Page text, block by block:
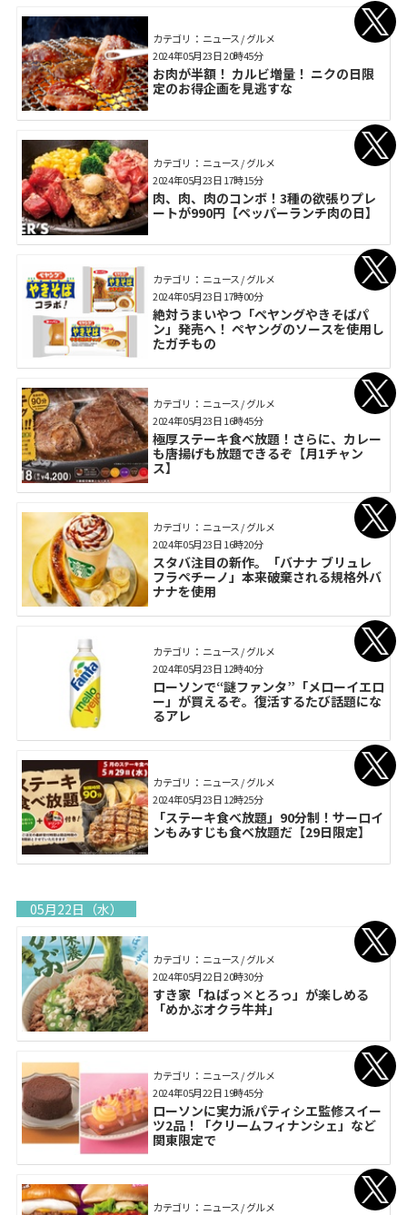
カテゴリ： ニュース / グルメ
お肉が半額！ カルビ増量！ ニクの日限
定のお得企画を見逃すな
2024年05月23日 20時45分
カテゴリ： ニュース / グルメ
肉、肉、肉のコンボ！3種の欲張りプレ
ートが990円【ペッパーランチ肉の日】
2024年05月23日 17時15分
カテゴリ： ニュース / グルメ
絶対うまいやつ「ペヤングやきそばパ
ン」発売へ！ ペヤングのソースを使用し
たガチもの
2024年05月23日 17時00分
カテゴリ： ニュース / グルメ
極厚ステーキ食べ放題！さらに、カレー
も唐揚げも放題できるぞ【月1チャン
ス】
2024年05月23日 16時45分
カテゴリ： ニュース / グルメ
スタバ注目の新作。「バナナ ブリュレ
フラペチーノ」本来破棄される規格外バ
ナナを使用
2024年05月23日 16時20分
カテゴリ： ニュース / グルメ
ローソンで“謎ファンタ”「メローイエロ
ー」が買えるぞ。復活するたび話題にな
るアレ
2024年05月23日 12時40分
カテゴリ： ニュース / グルメ
「ステーキ食べ放題」90分制！サーロイ
ンもみすじも食べ放題だ【29日限定】
2024年05月23日 12時25分
05月22日（水）
カテゴリ： ニュース / グルメ
すき家「ねばっ×とろっ」が楽しめる
「めかぶオクラ牛丼」
2024年05月22日 20時30分
カテゴリ： ニュース / グルメ
ローソンに実力派パティシエ監修スイー
ツ2品！「クリームフィナンシェ」など
関東限定で
2024年05月22日 19時45分
カテゴリ： ニュース / グルメ